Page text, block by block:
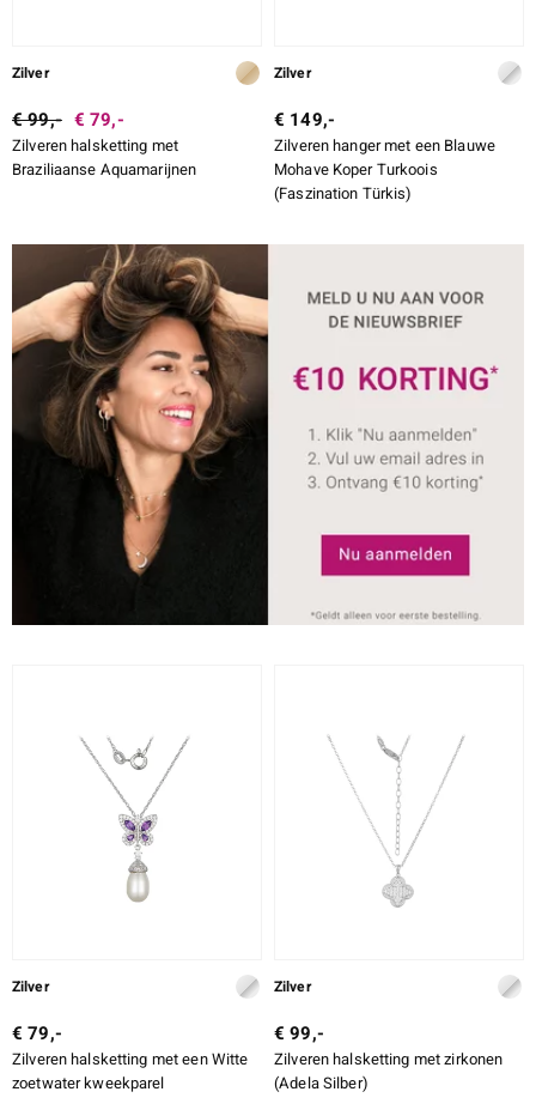
Zilver
€ 99,- € 79,-
Zilveren halsketting met
Braziliaanse Aquamarijnen
Zilver
€ 149,-
Zilveren hanger met een Blauwe
Mohave Koper Turkoois
(Faszination Türkis)
Zilver
€ 79,-
Zilveren halsketting met een Witte
zoetwater kweekparel
Zilver
€ 99,-
Zilveren halsketting met zirkonen
(Adela Silber)